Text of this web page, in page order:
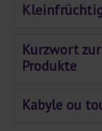
Kurzwort
Produkte
Kabyle ou